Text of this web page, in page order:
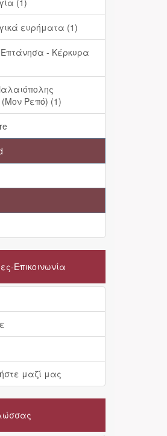
(1)
ευρήματα (1)
- Κέρκυρα
Ρεπό) (1)
Επικοινωνία
μαζί μας